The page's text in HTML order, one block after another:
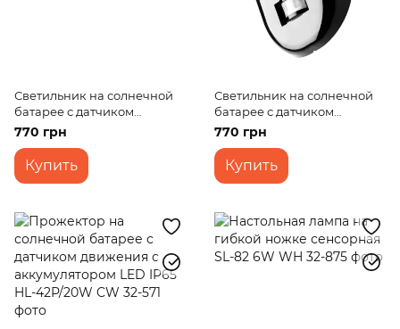
Светильник на солнечной
батарее с датчиком
движения с аккумулятором
LED IP65 HL-40/2W SMD CW
770 грн
Купить
Светильник на солнечной
батарее с датчиком
движения с аккумулятором
LED 1.5W IP65 LS-04;
Освітлення /Світильники
різні/Світильники на
770 грн
Купить